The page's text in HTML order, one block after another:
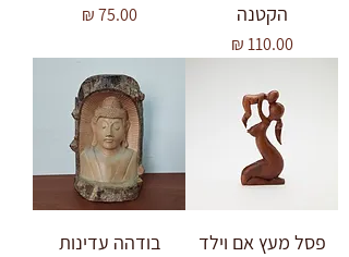
הקטנה
מחיר‏110.00 ‏₪
מחיר‏75.00 ‏₪
פסל מעץ אם וילד
בודהה עדינות